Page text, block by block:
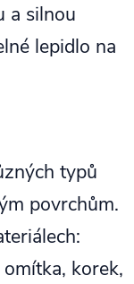
a silnou
lepidlo na
typů
povrchům.
korek,